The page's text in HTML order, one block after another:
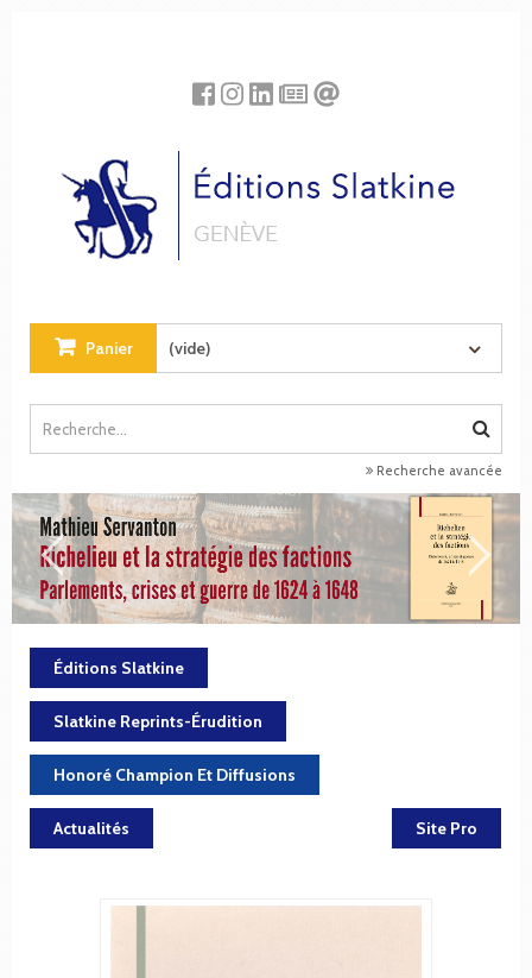
Panier (vide)
Recherche avancée
Éditions Slatkine
Slatkine Reprints-Érudition
Honoré Champion Et Diffusions
Actualités Site Pro